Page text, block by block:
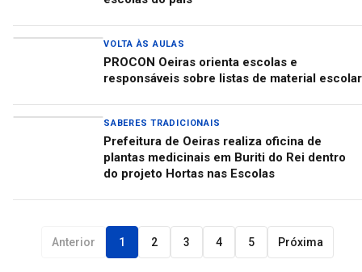
VOLTA ÀS AULAS
PROCON Oeiras orienta escolas e
responsáveis sobre listas de material escolar
SABERES TRADICIONAIS
Prefeitura de Oeiras realiza oficina de
plantas medicinais em Buriti do Rei dentro
do projeto Hortas nas Escolas
Anterior 1 2 3 4 5 Próxima